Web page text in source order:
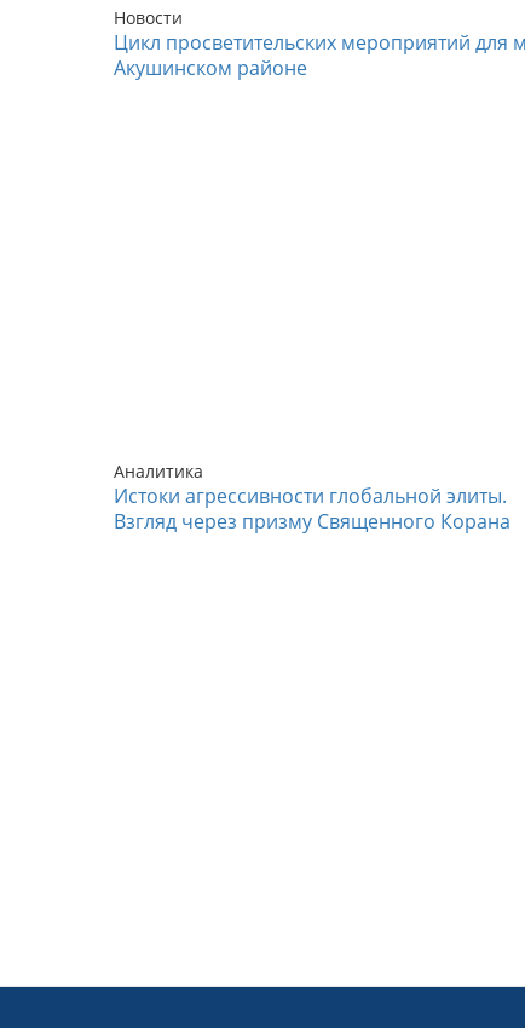
Новости
Цикл просветительских мероприятий для
Акушинском районе
Аналитика
Истоки агрессивности глобальной элиты.
Взгляд через призму Священного Корана